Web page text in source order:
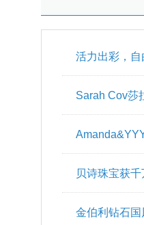
活力出彩，
Sarah Cov莎
贝诗珠宝获
金伯利钻石